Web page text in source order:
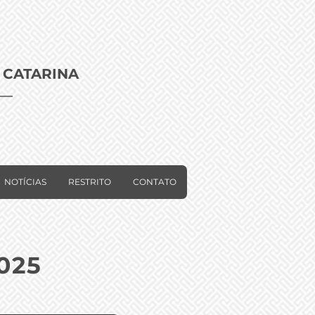
NOTÍCIAS RESTRITO CONTATO